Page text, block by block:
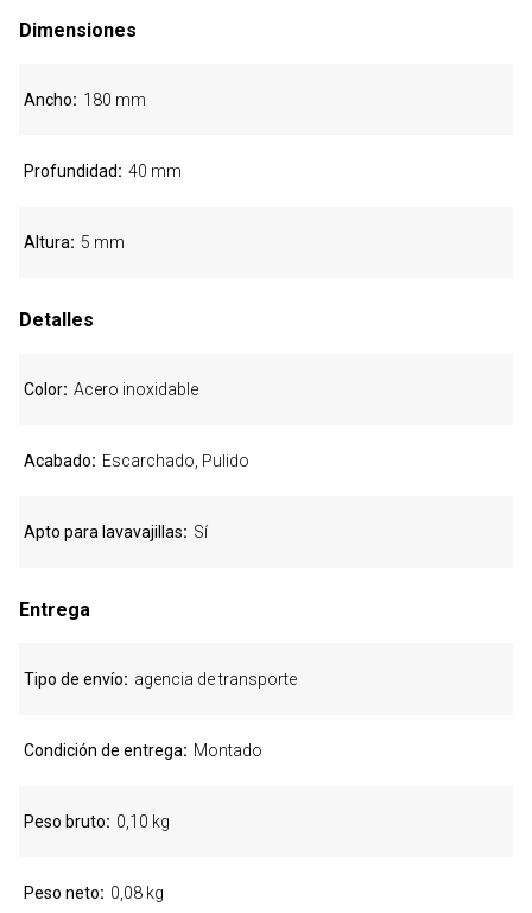
Dimensiones
Ancho 180 mm
Profundidad 40 mm
Altura 5 mm
Detalles
Color Acero inoxidable
Acabado Escarchado, Pulido
Apto para lavavajillas Sí
Entrega
Tipo de envío agencia de transporte
Condición de entrega Montado
Peso bruto 0,10 kg
Peso neto 0,08 kg